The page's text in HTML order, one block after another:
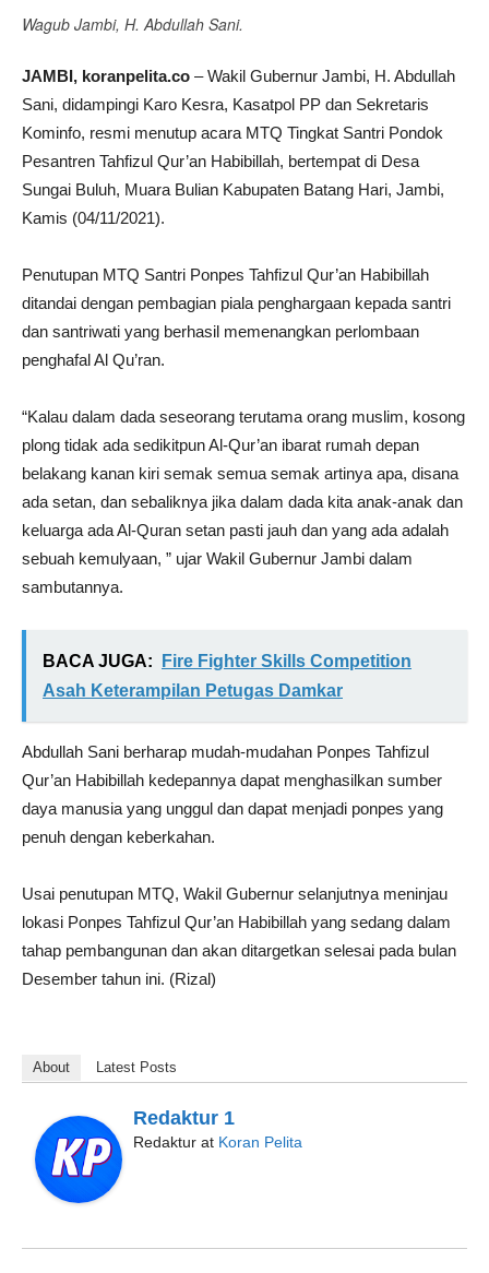
Wagub Jambi, H. Abdullah Sani.
JAMBI, koranpelita.co – Wakil Gubernur Jambi, H. Abdullah
Sani, didampingi Karo Kesra, Kasatpol PP dan Sekretaris
Kominfo, resmi menutup acara MTQ Tingkat Santri Pondok
Pesantren Tahfizul Qur’an Habibillah, bertempat di Desa
Sungai Buluh, Muara Bulian Kabupaten Batang Hari, Jambi,
Kamis (04/11/2021).
Penutupan MTQ Santri Ponpes Tahfizul Qur’an Habibillah
ditandai dengan pembagian piala penghargaan kepada santri
dan santriwati yang berhasil memenangkan perlombaan
penghafal Al Qu’ran.
“Kalau dalam dada seseorang terutama orang muslim, kosong
plong tidak ada sedikitpun Al-Qur’an ibarat rumah depan
belakang kanan kiri semak semua semak artinya apa, disana
ada setan, dan sebaliknya jika dalam dada kita anak-anak dan
keluarga ada Al-Quran setan pasti jauh dan yang ada adalah
sebuah kemulyaan, ” ujar Wakil Gubernur Jambi dalam
sambutannya.
BACA JUGA:
Fire Fighter Skills Competition
Asah Keterampilan Petugas Damkar
Abdullah Sani berharap mudah-mudahan Ponpes Tahfizul
Qur’an Habibillah kedepannya dapat menghasilkan sumber
daya manusia yang unggul dan dapat menjadi ponpes yang
penuh dengan keberkahan.
Usai penutupan MTQ, Wakil Gubernur selanjutnya meninjau
lokasi Ponpes Tahfizul Qur’an Habibillah yang sedang dalam
tahap pembangunan dan akan ditargetkan selesai pada bulan
Desember tahun ini. (Rizal)
About Latest Posts
Redaktur 1
Redaktur at Koran Pelita